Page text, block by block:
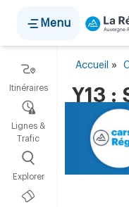
Accueil »
Y13 :
Menu
Itinéraires
Lignes &
Trafic
Explorer